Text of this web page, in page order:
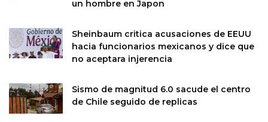
un hombre en Japon
Sheinbaum critica acusaciones de EEUU
hacia funcionarios mexicanos y dice que
no aceptara injerencia
Sismo de magnitud 6.0 sacude el centro
de Chile seguido de replicas